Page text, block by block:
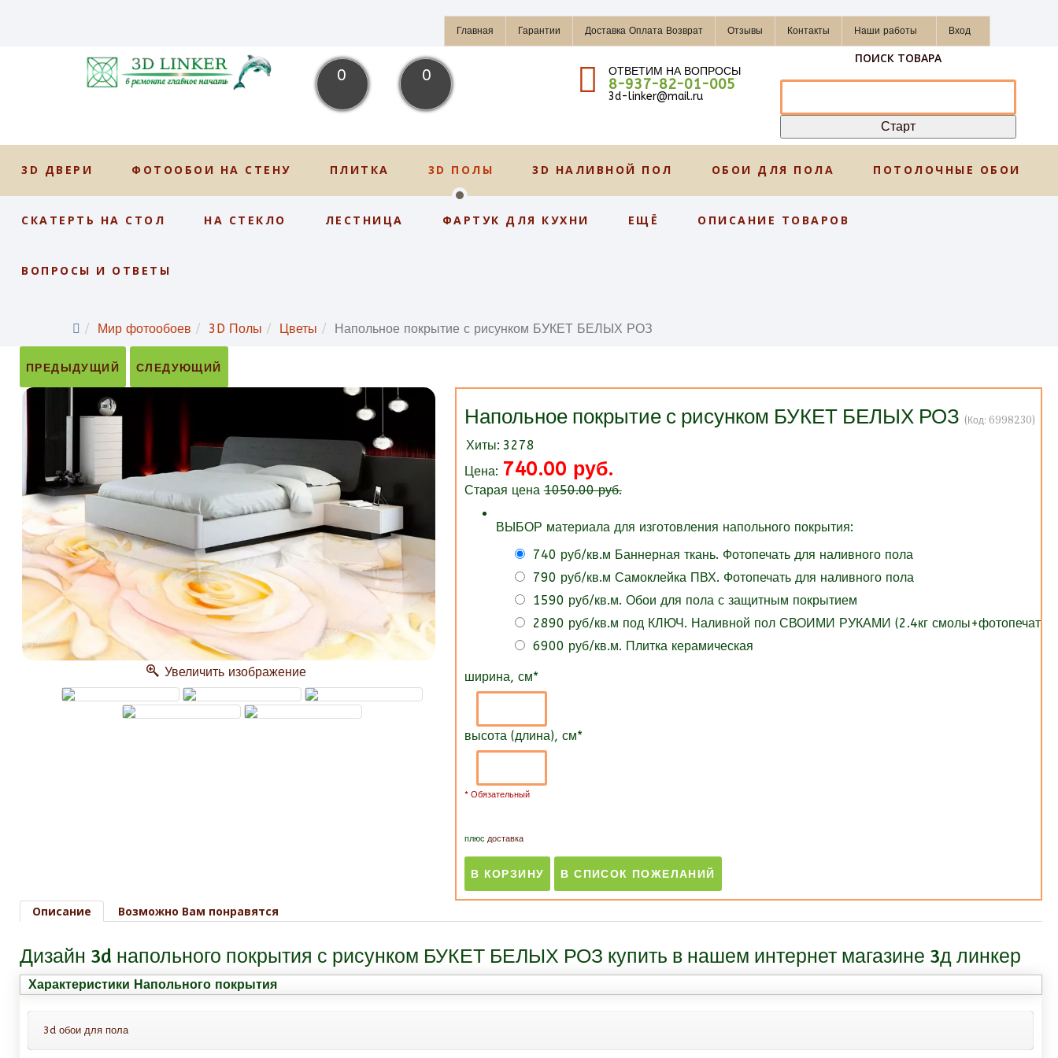
Главная Гарантии Доставка Оплата Возврат Отзывы Контакты Наши работы Вход
0 0 ОТВЕТИМ НА ВОПРОСЫ
8-937-82-01-005
3d-linker@mail.ru
ПОИСК ТОВАРА
3D ДВЕРИ ФОТООБОИ НА СТЕНУ ПЛИТКА 3D ПОЛЫ 3D НАЛИВНОЙ ПОЛ ОБОИ ДЛЯ ПОЛА ПОТОЛОЧНЫЕ ОБОИ
СКАТЕРТЬ НА СТОЛ НА СТЕКЛО ЛЕСТНИЦА ФАРТУК ДЛЯ КУХНИ ЕЩЁ ОПИСАНИЕ ТОВАРОВ
ВОПРОСЫ И ОТВЕТЫ
Мир фотообоев 3D Полы Цветы Напольное покрытие с рисунком БУКЕТ БЕЛЫХ РОЗ
ПРЕДЫДУЩИЙ СЛЕДУЮЩИЙ
Увеличить изображение
Напольное покрытие с рисунком БУКЕТ БЕЛЫХ РОЗ (Код: 6998230)
Хиты: 3278
Цена: 740.00 руб.
Старая цена1050.00 руб.
ВЫБОР материала для изготовления напольного покрытия:
740 руб/кв.м Баннерная ткань. Фотопечать для наливного пола
790 руб/кв.м Самоклейка ПВХ. Фотопечать для наливного пола
1590 руб/кв.м. Обои для пола с защитным покрытием
2890 руб/кв.м под КЛЮЧ. Наливной пол СВОИМИ РУКАМИ (2.4кг смолы+фотопечать)
6900 руб/кв.м. Плитка керамическая
ширина, см*
высота (длина), см*
* Обязательный
плюс доставка
Описание Возможно Вам понравятся
Дизайн 3d напольного покрытия с рисунком БУКЕТ БЕЛЫХ РОЗ купить в нашем интернет магазине 3д линкер
Характеристики Напольного покрытия
3d обои для пола